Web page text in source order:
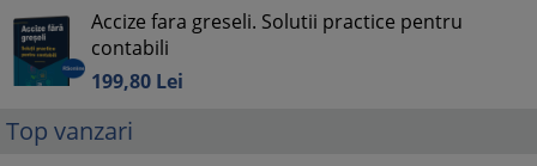
Accize fara greseli. Solutii practice pentru
contabili
199,80 Lei
Top vanzari